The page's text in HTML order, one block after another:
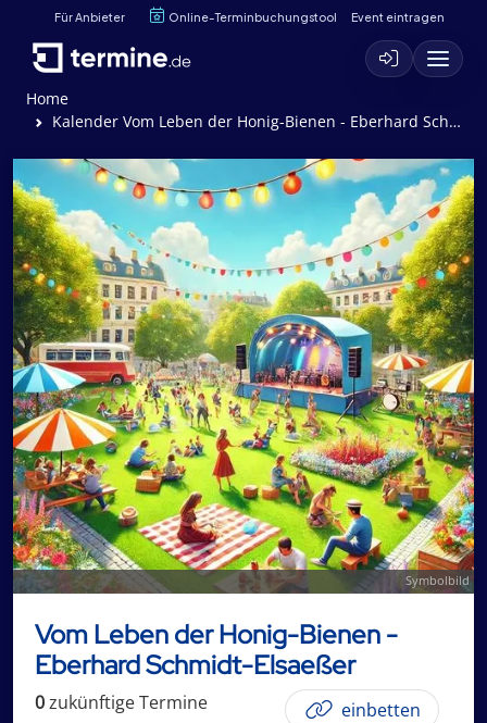
Für Anbieter Online-Terminbuchungstool Event eintragen
Home
Kalender Vom Leben der Honig-Bienen - Eberhard Schmidt-Elsaeßer
Symbolbild
Vom Leben der Honig-Bienen -
Eberhard Schmidt-Elsaeßer
0zukünftigeTermine einbetten